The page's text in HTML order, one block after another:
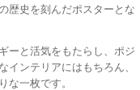
歴史を刻んだポスターとな
ーと活気をもたらし、ポジ
インテリアにはもちろん、
な一枚です。